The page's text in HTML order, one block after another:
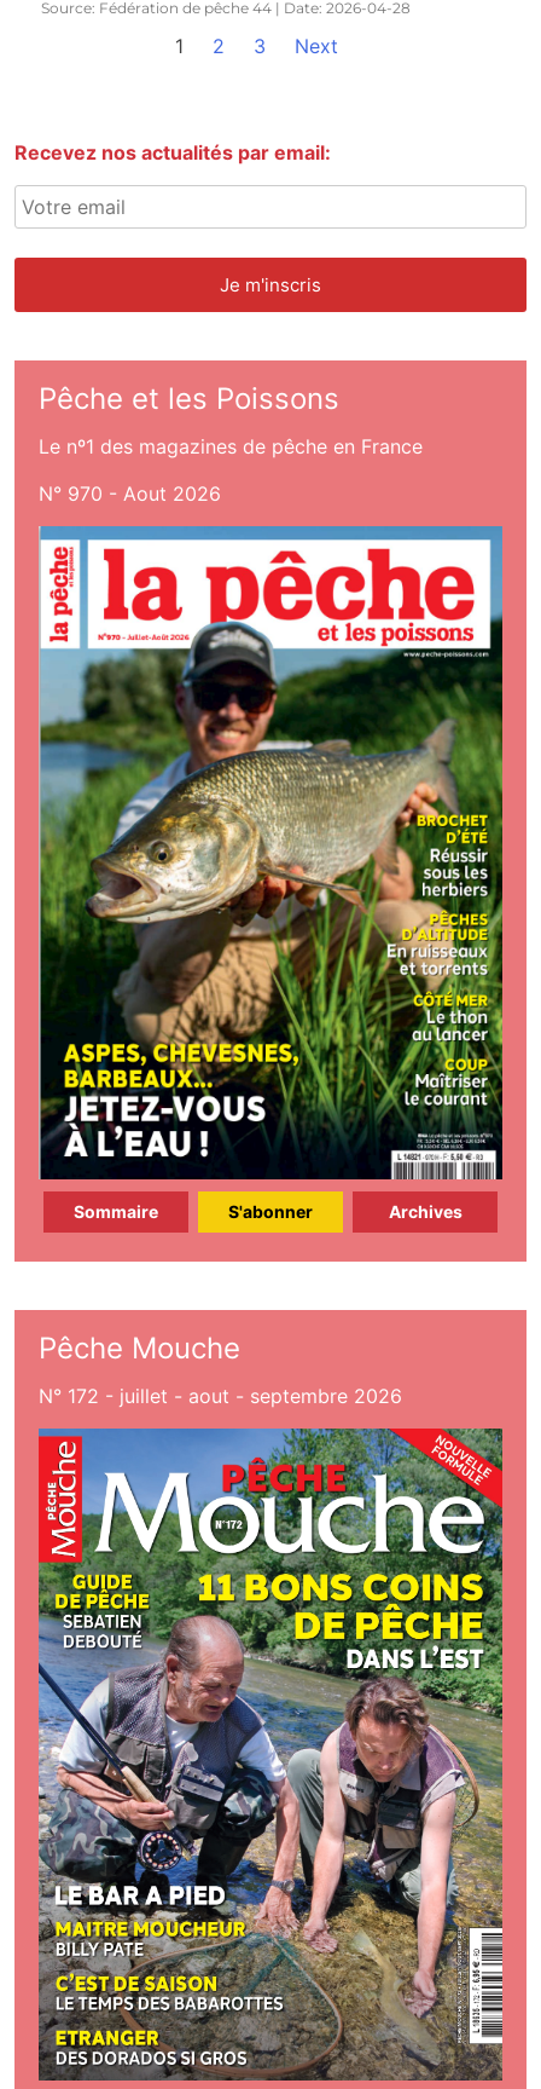
Source: Fédération de pêche 44 Date: 2026-04-28
1 2 3 Next
Recevez nos actualités par email:
Pêche et les Poissons
Le nº1 des magazines de pêche en France
N° 970 - Aout 2026
Sommaire S'abonner Archives
Pêche Mouche
N° 172 - juillet - aout - septembre 2026